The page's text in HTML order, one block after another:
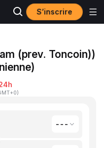
S’inscrire
to Hryvnia ukrainienne(UAH)
(prev. Toncoin))
)
---